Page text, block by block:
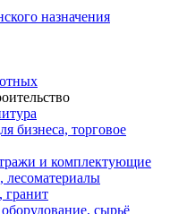
назначения
бизнеса, торговое
и комплектующие
гранит
сырьё